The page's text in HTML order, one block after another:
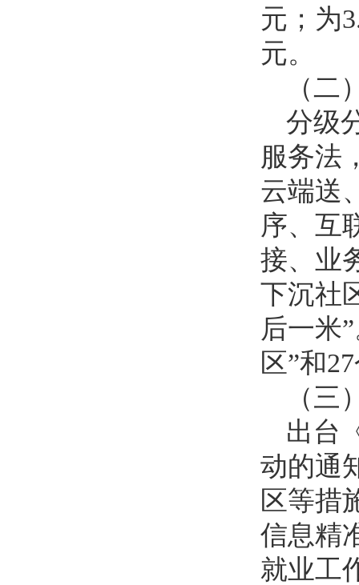
元；为
元。
（
分级
服务法
云端送
序、互
接、业
下沉社
后一米
区”和
（
出台
动的通
区等措
信息精
就业工